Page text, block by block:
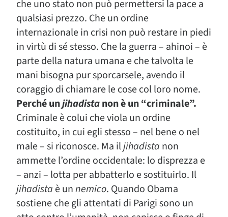
che uno stato non può permettersi la pace a
qualsiasi prezzo. Che un ordine
internazionale in crisi non può restare in piedi
in virtù di sé stesso. Che la guerra – ahinoi – è
parte della natura umana e che talvolta le
mani bisogna pur sporcarsele, avendo il
coraggio di chiamare le cose col loro nome.
Perché unjihadistanon è un “criminale”.
Criminale è colui che viola un ordine
costituito, in cui egli stesso – nel bene o nel
male – si riconosce. Ma iljihadista non
ammette l’ordine occidentale: lo disprezza e
– anzi – lotta per abbatterlo e sostituirlo. Il
jihadista è unnemico. Quando Obama
sostiene che gli attentati di Parigi sono un